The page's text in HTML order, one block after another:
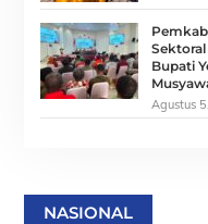
Sektoral
Bupati
Agustus
NASIONAL